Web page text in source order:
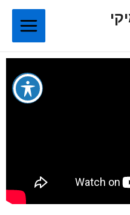
Main
Menu